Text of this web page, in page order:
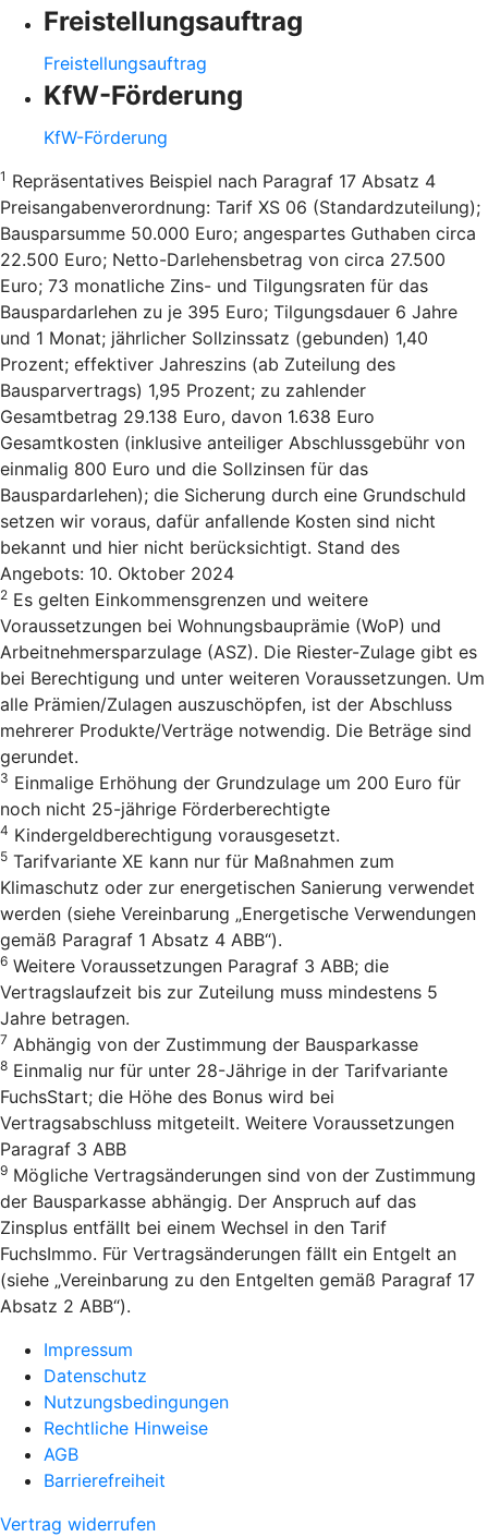
Freistellungsauftrag
Freistellungsauftrag
KfW-Förderung
KfW-Förderung
1 Repräsentatives Beispiel nach Paragraf 17 Absatz 4
Preisangabenverordnung: Tarif XS 06 (Standardzuteilung);
Bausparsumme 50.000 Euro; angespartes Guthaben circa
22.500 Euro; Netto-Darlehensbetrag von circa 27.500
Euro; 73 monatliche Zins- und Tilgungsraten für das
Bauspardarlehen zu je 395 Euro; Tilgungsdauer 6 Jahre
und 1 Monat; jährlicher Sollzinssatz (gebunden) 1,40
Prozent; effektiver Jahreszins (ab Zuteilung des
Bausparvertrags) 1,95 Prozent; zu zahlender
Gesamtbetrag 29.138 Euro, davon 1.638 Euro
Gesamtkosten (inklusive anteiliger Abschlussgebühr von
einmalig 800 Euro und die Sollzinsen für das
Bauspardarlehen); die Sicherung durch eine Grundschuld
setzen wir voraus, dafür anfallende Kosten sind nicht
bekannt und hier nicht berücksichtigt. Stand des
Angebots: 10. Oktober 2024
2 Es gelten Einkommensgrenzen und weitere
Voraussetzungen bei Wohnungsbauprämie (WoP) und
Arbeitnehmersparzulage (ASZ). Die Riester-Zulage gibt es
bei Berechtigung und unter weiteren Voraussetzungen. Um
alle Prämien/Zulagen auszuschöpfen, ist der Abschluss
mehrerer Produkte/Verträge notwendig. Die Beträge sind
gerundet.
3 Einmalige Erhöhung der Grundzulage um 200 Euro für
noch nicht 25-jährige Förderberechtigte
4 Kindergeldberechtigung vorausgesetzt.
5 Tarifvariante XE kann nur für Maßnahmen zum
Klimaschutz oder zur energetischen Sanierung verwendet
werden (siehe Vereinbarung „Energetische Verwendungen
gemäß Paragraf 1 Absatz 4 ABB“).
6 Weitere Voraussetzungen Paragraf 3 ABB; die
Vertragslaufzeit bis zur Zuteilung muss mindestens 5
Jahre betragen.
7 Abhängig von der Zustimmung der Bausparkasse
8 Einmalig nur für unter 28-Jährige in der Tarifvariante
FuchsStart; die Höhe des Bonus wird bei
Vertragsabschluss mitgeteilt. Weitere Voraussetzungen
Paragraf 3 ABB
9 Mögliche Vertragsänderungen sind von der Zustimmung
der Bausparkasse abhängig. Der Anspruch auf das
Zinsplus entfällt bei einem Wechsel in den Tarif
FuchsImmo. Für Vertragsänderungen fällt ein Entgelt an
(siehe „Vereinbarung zu den Entgelten gemäß Paragraf 17
Absatz 2 ABB“).
Impressum
Datenschutz
Nutzungsbedingungen
Rechtliche Hinweise
AGB
Barrierefreiheit
Vertrag widerrufen